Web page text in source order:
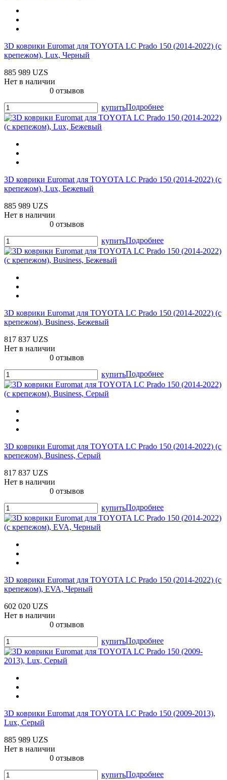
3D коврики Euromat для TOYOTA LС Prado 150 (2014-2022) (с
крепежом), Lux, Черный
885 989 UZS
Нет в наличии
0 отзывов
купитьПодробнее
3D коврики Euromat для TOYOTA LС Prado 150 (2014-2022) (с
крепежом), Lux, Бежевый
885 989 UZS
Нет в наличии
0 отзывов
купитьПодробнее
3D коврики Euromat для TOYOTA LС Prado 150 (2014-2022) (с
крепежом), Business, Бежевый
817 837 UZS
Нет в наличии
0 отзывов
купитьПодробнее
3D коврики Euromat для TOYOTA LС Prado 150 (2014-2022) (с
крепежом), Business, Серый
817 837 UZS
Нет в наличии
0 отзывов
купитьПодробнее
3D коврики Euromat для TOYOTA LС Prado 150 (2014-2022) (с
крепежом), EVA, Черный
602 020 UZS
Нет в наличии
0 отзывов
купитьПодробнее
3D коврики Euromat для TOYOTA LС Prado 150 (2009-2013),
Lux, Серый
885 989 UZS
Нет в наличии
0 отзывов
купитьПодробнее